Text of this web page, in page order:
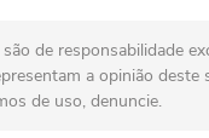
de responsabilidade
a opinião deste
de uso, denuncie.